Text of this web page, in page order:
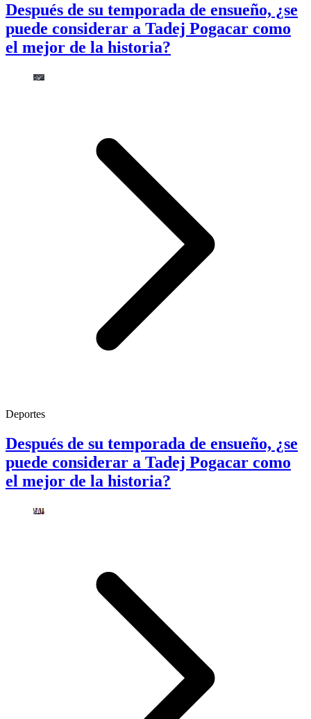
Después de su temporada de ensueño, ¿se
puede considerar a Tadej Pogacar como
el mejor de la historia?
Deportes
Después de su temporada de ensueño, ¿se
puede considerar a Tadej Pogacar como
el mejor de la historia?